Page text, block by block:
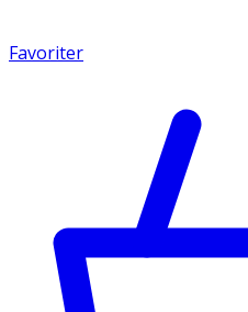
Favoriter